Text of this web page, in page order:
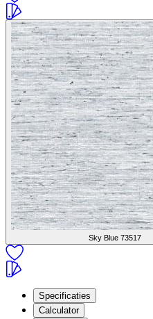
Sky Blue 73517
Specificaties
Calculator